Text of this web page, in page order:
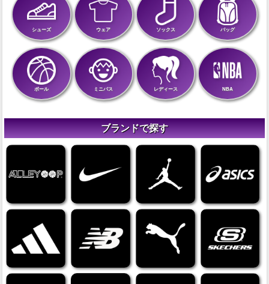
シューズ ウェア ソックス バッグ
ボール ミニバス レディース NBA
ブランドで探す